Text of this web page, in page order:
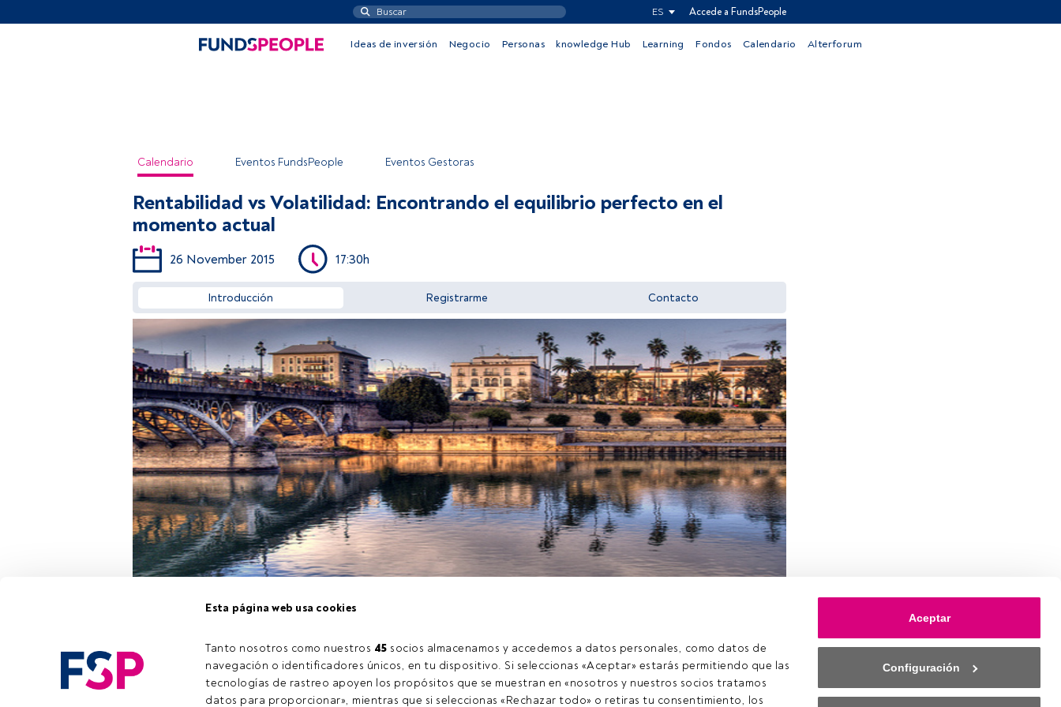
Esta página web usa cookies
Tanto nosotros como nuestros 45 socios almacenamos y accedemos a datos personales, como datos de
navegación o identificadores únicos, en tu dispositivo. Si seleccionas «Aceptar» estarás permitiendo que las
tecnologías de rastreo apoyen los propósitos que se muestran en «nosotros y nuestros socios tratamos
datos para proporcionar», mientras que si seleccionas «Rechazar todo» o retiras tu consentimiento, los
Aceptar
Configuración
ES Accede a FundsPeople
Ideas de inversión Negocio Personas knowledge Hub Learning Fondos Calendario Alterforum
Calendario Eventos FundsPeople Eventos Gestoras
Acceder a FundsPeople
Rentabilidad vs Volatilidad: Encontrando el equilibrio perfecto en el
momento actual
26 November 2015 17:30h
Introducción Registrarme Contacto
unaconferencia sobre "Rentabilidad vs Volatilidad: Encontrando el equilirbio
perfecto en el momento actual".